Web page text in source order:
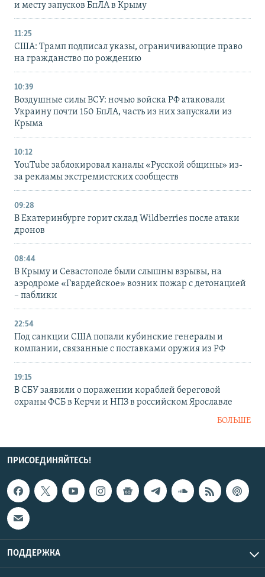
и месту запусков БпЛА в Крыму
11:25
США: Трамп подписал указы, ограничивающие право
на гражданство по рождению
10:39
Воздушные силы ВСУ: ночью войска РФ атаковали
Украину почти 150 БпЛА, часть из них запускали из
Крыма
10:12
YouTube заблокировал каналы «Русской общины» из-
за рекламы экстремистских сообществ
09:28
В Екатеринбурге горит склад Wildberries после атаки
дронов
08:44
В Крыму и Севастополе были слышны взрывы, на
аэродроме «Гвардейское» возник пожар с детонацией
– паблики
22:54
Под санкции США попали кубинские генералы и
компании, связанные с поставками оружия из РФ
19:15
В СБУ заявили о поражении кораблей береговой
охраны ФСБ в Керчи и НПЗ в российском Ярославле
БОЛЬШЕ
ПРИСОЕДИНЯЙТЕСЬ!
ПОДДЕРЖКА